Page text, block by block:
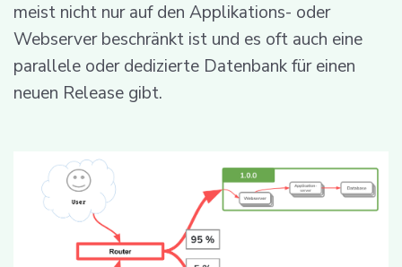
meist nicht nur auf den Applikations- oder
Webserver beschränkt ist und es oft auch eine
parallele oder dedizierte Datenbank für einen
neuen Release gibt.